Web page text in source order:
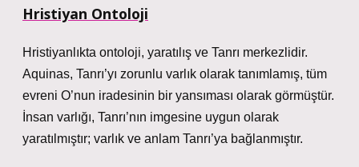
Hristiyan Ontoloji
Hristiyanlıkta ontoloji, yaratılış ve Tanrı merkezlidir.
Aquinas, Tanrı’yı zorunlu varlık olarak tanımlamış, tüm
evreni O’nun iradesinin bir yansıması olarak görmüştür.
İnsan varlığı, Tanrı’nın imgesine uygun olarak
yaratılmıştır; varlık ve anlam Tanrı’ya bağlanmıştır.